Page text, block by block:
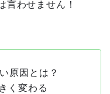
言わせません！
原因とは？
く変わる